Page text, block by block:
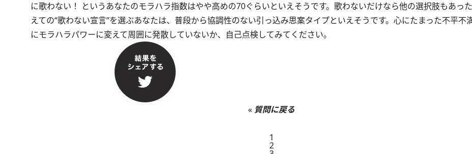
に歌わない！ というあなたのモラハラ指数はやや高めの70ぐらいといえそうです。歌わないだけなら他の選択肢もあっ
えての“歌わない宣言”を選ぶあなたは、普段から協調性のない引っ込み思案タイプといえそうです。心にたまった不平不
にモラハラパワーに変えて周囲に発散していないか、自己点検してみてください。
« 質問に戻る
1
2